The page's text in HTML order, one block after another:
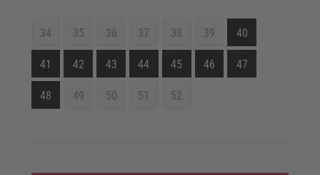
34 35 36 37 38 39 40
41 42 43 44 45 46 47
48 49 50 51 52